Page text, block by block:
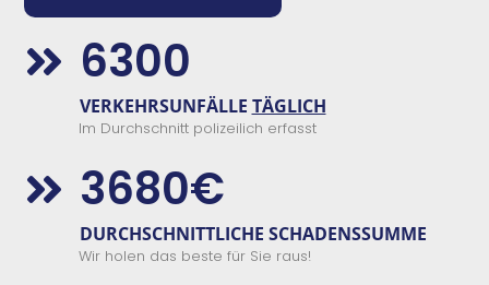
 6300
VERKEHRSUNFÄLLE TÄGLICH
Im Durchschnitt polizeilich erfasst
 3680€
DURCHSCHNITTLICHE SCHADENSSUMME
Wir holen das beste für Sie raus!